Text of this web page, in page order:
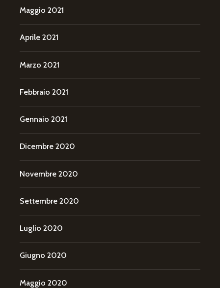
Maggio 2021
Aprile 2021
Marzo 2021
Febbraio 2021
Gennaio 2021
Dicembre 2020
Novembre 2020
Settembre 2020
Luglio 2020
Giugno 2020
Maggio 2020